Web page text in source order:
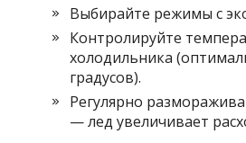
Выбирайте режимы с
Контролируйте
холодильника
градусов).
Регулярно
— лед увеличивает